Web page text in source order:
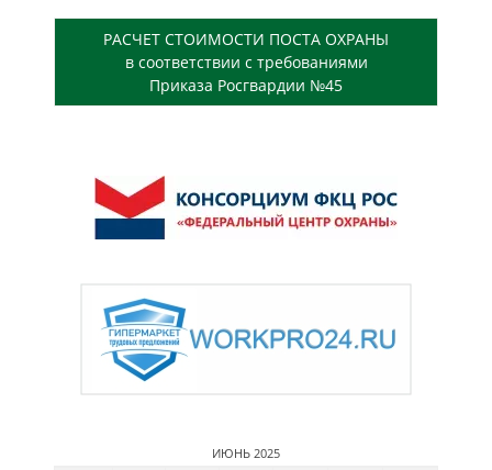
РАСЧЕТ СТОИМОСТИ ПОСТА ОХРАНЫ
в соответствии с требованиями
Приказа Росгвардии №45
ИЮНЬ 2025